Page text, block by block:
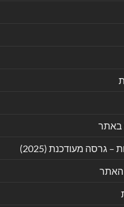
באתר
– גרסה מעודכנת (2025)
האתר